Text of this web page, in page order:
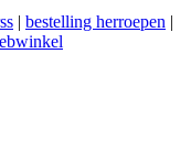
| bestelling herroepen |